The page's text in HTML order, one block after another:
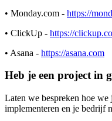
• Monday.com - https://
• ClickUp - https://
• Asana - https://asana.com
Heb je een project in
Laten we bespreken hoe we
implementeren en je bedrijf